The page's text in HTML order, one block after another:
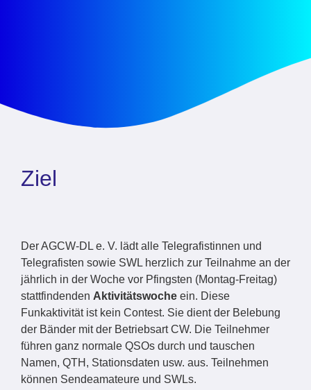
Ziel
Der AGCW-DL e. V. lädt alle Telegrafistinnen und
Telegrafisten sowie SWL herzlich zur Teilnahme an der
jährlich in der Woche vor Pfingsten (Montag-Freitag)
stattfindenden Aktivitätswoche ein. Diese
Funkaktivität ist kein Contest. Sie dient der Belebung
der Bänder mit der Betriebsart CW. Die Teilnehmer
führen ganz normale QSOs durch und tauschen
Namen, QTH, Stationsdaten usw. aus. Teilnehmen
können Sendeamateure und SWLs.